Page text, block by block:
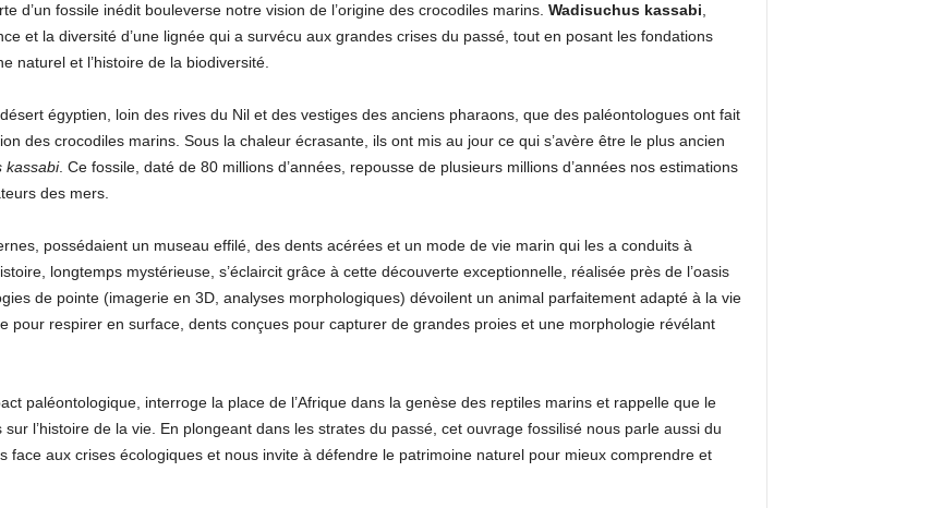
d’un fossile inédit bouleverse notre vision de l’origine des crocodiles marins. Wadisuchus kassabi
et la diversité d’une lignée qui a survécu aux grandes crises du passé, tout en posant les fondations
naturel et l’histoire de la biodiversité.
égyptien, loin des rives du Nil et des vestiges des anciens pharaons, que des paléontologues ont fait
des crocodiles marins. Sous la chaleur écrasante, ils ont mis au jour ce qui s’avère être le plus ancien
kassabi. Ce fossile, daté de 80 millions d’années, repousse de plusieurs millions d’années nos estimations
des mers.
possédaient un museau effilé, des dents acérées et un mode de vie marin qui les a conduits à
longtemps mystérieuse, s’éclaircit grâce à cette découverte exceptionnelle, réalisée près de l’oasis
de pointe (imagerie en 3D, analyses morphologiques) dévoilent un animal parfaitement adapté à la vie
pour respirer en surface, dents conçues pour capturer de grandes proies et une morphologie révélant
paléontologique, interroge la place de l’Afrique dans la genèse des reptiles marins et rappelle que le
l’histoire de la vie. En plongeant dans les strates du passé, cet ouvrage fossilisé nous parle aussi du
face aux crises écologiques et nous invite à défendre le patrimoine naturel pour mieux comprendre et